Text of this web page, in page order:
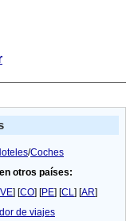
/Coches
otros países:
VE] [CO] [PE] [CL] [AR]
de viajes